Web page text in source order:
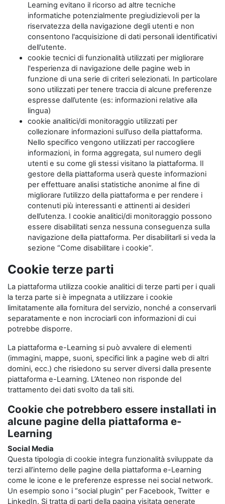
Learning evitano il ricorso ad altre tecniche
informatiche potenzialmente pregiudizievoli per la
riservatezza della navigazione degli utenti e non
consentono l'acquisizione di dati personali identificativi
dell'utente.
cookie tecnici di funzionalità utilizzati per migliorare
l'esperienza di navigazione delle pagine web in
funzione di una serie di criteri selezionati. In particolare
sono utilizzati per tenere traccia di alcune preferenze
espresse dall’utente (es: informazioni relative alla
lingua)
cookie analitici/di monitoraggio utilizzati per
collezionare informazioni sull’uso della piattaforma.
Nello specifico vengono utilizzati per raccogliere
informazioni, in forma aggregata, sul numero degli
utenti e su come gli stessi visitano la piattaforma. Il
gestore della piattaforma userà queste informazioni
per effettuare analisi statistiche anonime al fine di
migliorare l’utilizzo della piattaforma e per rendere i
contenuti più interessanti e attinenti ai desideri
dell’utenza. I cookie analitici/di monitoraggio possono
essere disabilitati senza nessuna conseguenza sulla
navigazione della piattaforma. Per disabilitarli si veda la
sezione “Come disabilitare i cookie”.
Cookie terze parti
La piattaforma utilizza cookie analitici di terze parti per i quali
la terza parte si è impegnata a utilizzare i cookie
limitatamente alla fornitura del servizio, nonché a conservarli
separatamente e non incrociarli con informazioni di cui
potrebbe disporre.
La piattaforma e-Learning si può avvalere di elementi
(immagini, mappe, suoni, specifici link a pagine web di altri
domini, ecc.) che risiedono su server diversi dalla presente
piattaforma e-Learning. L’Ateneo non risponde del
trattamento dei dati svolto da tali siti.
Cookie che potrebbero essere installati in
alcune pagine della piattaforma e-
Learning
Social Media
Questa tipologia di cookie integra funzionalità sviluppate da
terzi all’interno delle pagine della piattaforma e-Learning
come le icone e le preferenze espresse nei social network.
Un esempio sono i “social plugin” per Facebook, Twitter e
LinkedIn. Si tratta di parti della pagina visitata generate